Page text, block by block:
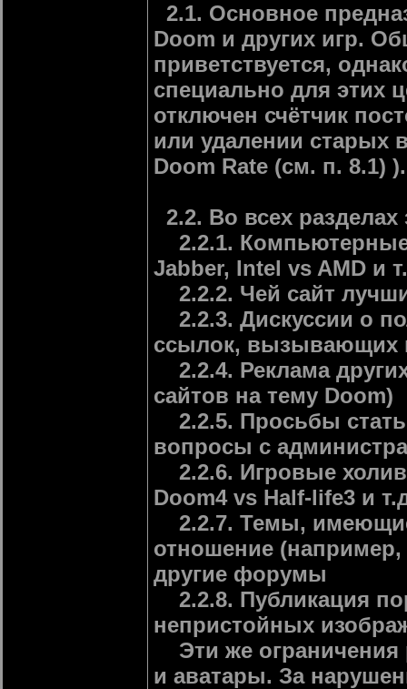
2.1. Основное
Doom и других игр.
приветствуется,
специально для этих
отключен счётчик
или удалении старых
Doom Rate (см. п. 8.1) ).
2.2. Во всех
2.2.1.
Jabber, Intel vs AMD и
2.2.2. Чей сайт
2.2.3. Дискуссии о
ссылок, вызывающих
2.2.4. Реклама
сайтов на тему Doom)
2.2.5. Просьбы
вопросы с
2.2.6. Игровые
Doom4 vs Half-life3 и
2.2.7. Темы,
отношение (например,
другие форумы
2.2.8. Публикация
непристойных
Эти же ограничения
и аватары. За